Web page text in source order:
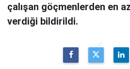
çalışan göçmenlerden en
verdiği bildirildi.